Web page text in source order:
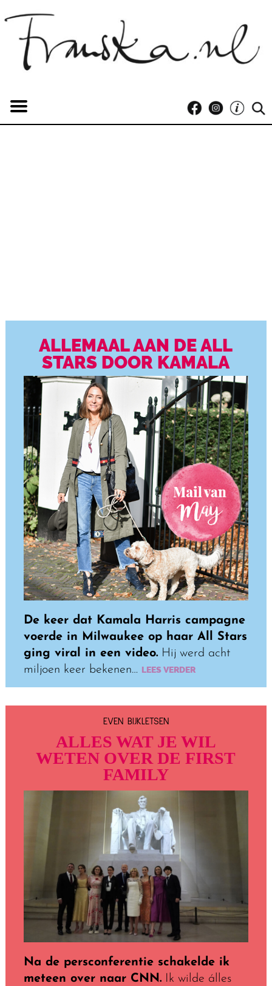
ALLEMAAL AAN DE ALL
STARS DOOR KAMALA
De keer dat Kamala Harris campagne
voerde in Milwaukee op haar All Stars
ging viral in een video.Hij werd acht
miljoen keer bekenen… LEES VERDER
EVEN BIJKLETSEN
ALLES WAT JE WIL
WETEN OVER DE FIRST
FAMILY
Na de persconferentie schakelde ik
meteen over naar CNN.Ik wilde álles